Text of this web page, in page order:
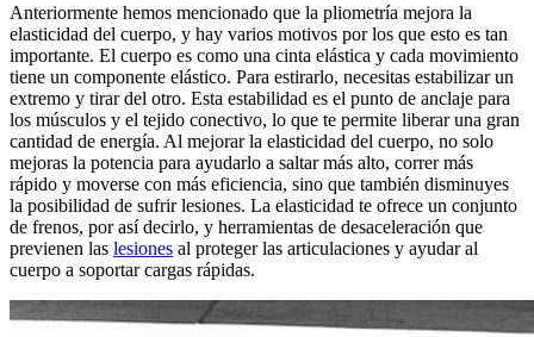
Anteriormente hemos mencionado que la pliometría mejora la
elasticidad del cuerpo, y hay varios motivos por los que esto es tan
importante. El cuerpo es como una cinta elástica y cada movimiento
tiene un componente elástico. Para estirarlo, necesitas estabilizar un
extremo y tirar del otro. Esta estabilidad es el punto de anclaje para
los músculos y el tejido conectivo, lo que te permite liberar una gran
cantidad de energía. Al mejorar la elasticidad del cuerpo, no solo
mejoras la potencia para ayudarlo a saltar más alto, correr más
rápido y moverse con más eficiencia, sino que también disminuyes
la posibilidad de sufrir lesiones. La elasticidad te ofrece un conjunto
de frenos, por así decirlo, y herramientas de desaceleración que
previenen las lesiones al proteger las articulaciones y ayudar al
cuerpo a soportar cargas rápidas.